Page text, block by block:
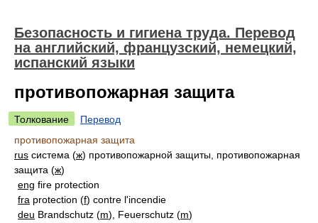
Безопасность и гигиена труда. Перевод
на английский, французский, немецкий,
испанский языки
противопожарная защита
Толкование
Перевод
противопожарная защита
rus система (ж) противопожарной защиты, противопожарная
защита (ж)
eng fire protection
fra protection (f) contre l'incendie
deu Brandschutz (m), Feuerschutz (m)